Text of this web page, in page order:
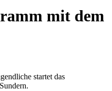
mit dem
startet das